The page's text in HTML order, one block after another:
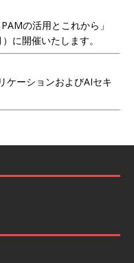
の活用とこれから」
に開催いたします。
ケーションおよびAIセキ